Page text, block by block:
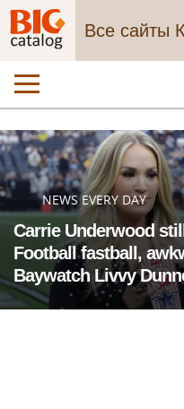
Все сайты
NEWS EVERY DAY
Carrie Underwood
Football fastball,
Baywatch Livvy